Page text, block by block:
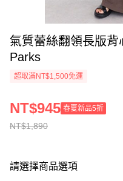
氣質蕾絲翻領長版
Parks
超取滿NT$1,500免運
NT$1,890
NT$945 春夏新品5折
請選擇商品選項